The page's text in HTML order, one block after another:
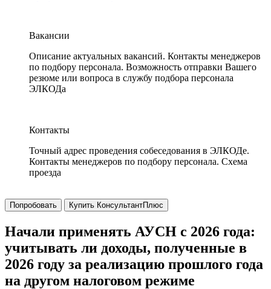
Вакансии
Описание актуальных вакансий. Контакты менеджеров
по подбору персонала. Возможность отправки Вашего
резюме или вопроса в службу подбора персонала
ЭЛКОДа
Контакты
Точный адрес проведения собеседования в ЭЛКОДе.
Контакты менеджеров по подбору персонала. Схема
проезда
Попробовать Купить КонсультантПлюс
Начали применять АУСН с 2026 года:
учитывать ли доходы, полученные в
2026 году за реализацию прошлого года
на другом налоговом режиме